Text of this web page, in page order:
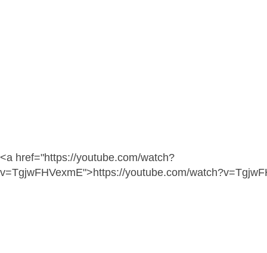
<a href="https://youtube.com/watch?
v=TgjwFHVexmE">https://youtube.com/